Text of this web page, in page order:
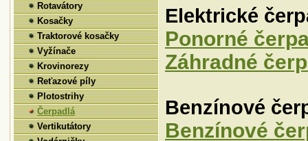
Rotavátory
Kosačky
Traktorové kosačky
Vyžínače
Krovinorezy
Reťazové píly
Plotostrihy
Čerpadlá
Vertikutátory
Elektrické
Ponorné
Záhradné
Benzínové
Benzínové